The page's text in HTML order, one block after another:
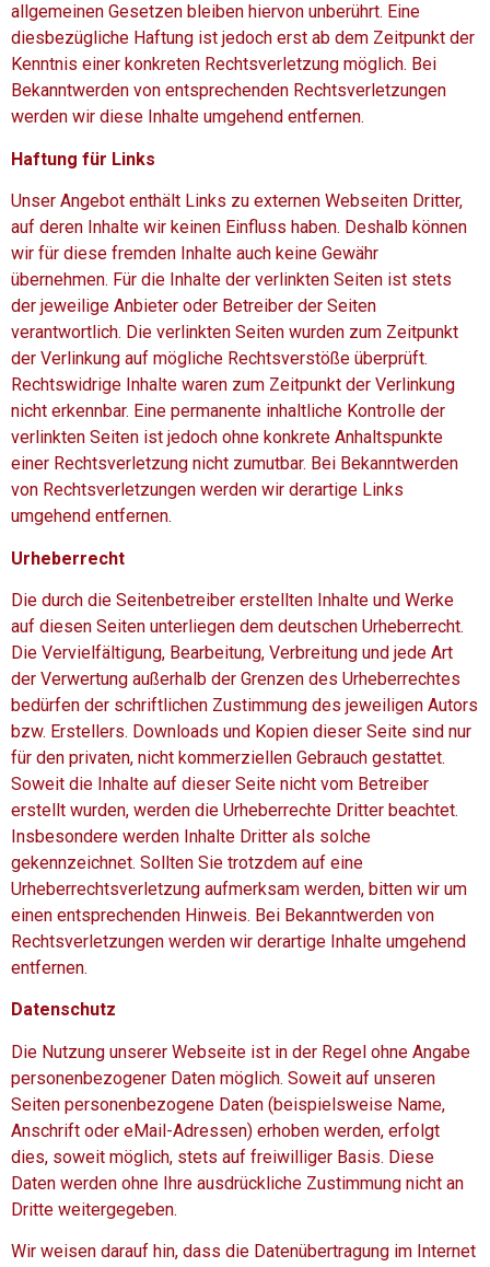
allgemeinen Gesetzen bleiben hiervon unberührt. Eine
diesbezügliche Haftung ist jedoch erst ab dem Zeitpunkt der
Kenntnis einer konkreten Rechtsverletzung möglich. Bei
Bekanntwerden von entsprechenden Rechtsverletzungen
werden wir diese Inhalte umgehend entfernen.
Haftung für Links
Unser Angebot enthält Links zu externen Webseiten Dritter,
auf deren Inhalte wir keinen Einfluss haben. Deshalb können
wir für diese fremden Inhalte auch keine Gewähr
übernehmen. Für die Inhalte der verlinkten Seiten ist stets
der jeweilige Anbieter oder Betreiber der Seiten
verantwortlich. Die verlinkten Seiten wurden zum Zeitpunkt
der Verlinkung auf mögliche Rechtsverstöße überprüft.
Rechtswidrige Inhalte waren zum Zeitpunkt der Verlinkung
nicht erkennbar. Eine permanente inhaltliche Kontrolle der
verlinkten Seiten ist jedoch ohne konkrete Anhaltspunkte
einer Rechtsverletzung nicht zumutbar. Bei Bekanntwerden
von Rechtsverletzungen werden wir derartige Links
umgehend entfernen.
Urheberrecht
Die durch die Seitenbetreiber erstellten Inhalte und Werke
auf diesen Seiten unterliegen dem deutschen Urheberrecht.
Die Vervielfältigung, Bearbeitung, Verbreitung und jede Art
der Verwertung außerhalb der Grenzen des Urheberrechtes
bedürfen der schriftlichen Zustimmung des jeweiligen Autors
bzw. Erstellers. Downloads und Kopien dieser Seite sind nur
für den privaten, nicht kommerziellen Gebrauch gestattet.
Soweit die Inhalte auf dieser Seite nicht vom Betreiber
erstellt wurden, werden die Urheberrechte Dritter beachtet.
Insbesondere werden Inhalte Dritter als solche
gekennzeichnet. Sollten Sie trotzdem auf eine
Urheberrechtsverletzung aufmerksam werden, bitten wir um
einen entsprechenden Hinweis. Bei Bekanntwerden von
Rechtsverletzungen werden wir derartige Inhalte umgehend
entfernen.
Datenschutz
Die Nutzung unserer Webseite ist in der Regel ohne Angabe
personenbezogener Daten möglich. Soweit auf unseren
Seiten personenbezogene Daten (beispielsweise Name,
Anschrift oder eMail-Adressen) erhoben werden, erfolgt
dies, soweit möglich, stets auf freiwilliger Basis. Diese
Daten werden ohne Ihre ausdrückliche Zustimmung nicht an
Dritte weitergegeben.
Wir weisen darauf hin, dass die Datenübertragung im Internet